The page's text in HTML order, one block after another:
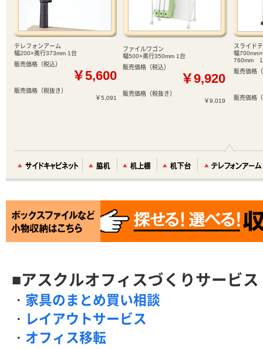
テレフォンアーム
幅200×奥行373mm 1台
販売価格（税込）
￥5,600
販売価格（税抜き）
￥5,091
ファイルワゴン
幅500×奥行350mm 1台
販売価格（税込）
￥9,920
販売価格（税抜き）
￥9,019
スライド
幅
760mm 1
販売価格
販売価格
■アスクルオフィスづくりサービス
・ 家具のまとめ買い相談
・ レイアウトサービス
・ オフィス移転